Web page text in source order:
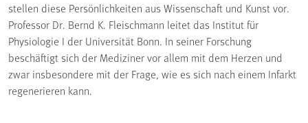
stellen diese Persönlichkeiten aus Wissenschaft und Kunst vor.
Professor Dr. Bernd K. Fleischmann leitet das Institut für
Physiologie I der Universität Bonn. In seiner Forschung
beschäftigt sich der Mediziner vor allem mit dem Herzen und
zwar insbesondere mit der Frage, wie es sich nach einem Infarkt
regenerieren kann.